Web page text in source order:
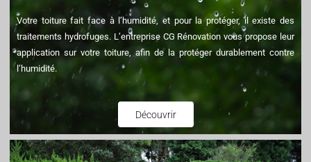
Votre toiture fait face à l’humidité, et pour la protéger, il existe des
traitements hydrofuges. L’entreprise CG Rénovation vous propose leur
application sur votre toiture, afin de la protéger durablement contre
l’humidité.
Découvrir